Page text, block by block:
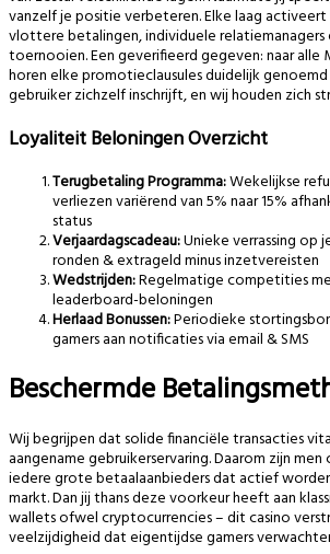
vanzelf je positie verbeteren. Elke laag
vlottere betalingen, individuele relatiemanagers
toernooien. Een geverifieerd gegeven: naar alle
horen elke promotieclausules duidelijk
gebruiker zichzelf inschrijft, en wij houden zich
Loyaliteit Beloningen Overzicht
Terugbetaling Programma:Wekelijkse
verliezen variërend van 5% naar 15%
status
Verjaardagscadeau:Unieke verrassing op
ronden & extrageld minus inzetvereisten
Wedstrijden:Regelmatige competities
leaderboard-beloningen
Herlaad Bonussen:Periodieke
gamers aan notificaties via email & SMS
Beschermde
Wij begrijpen dat solide financiële transacties
aangename gebruikerservaring. Daarom zijn
iedere grote betaalaanbieders dat actief
markt. Dan jij thans deze voorkeur heeft aan
wallets ofwel cryptocurrencies – dit casino
veelzijdigheid dat eigentijdse gamers